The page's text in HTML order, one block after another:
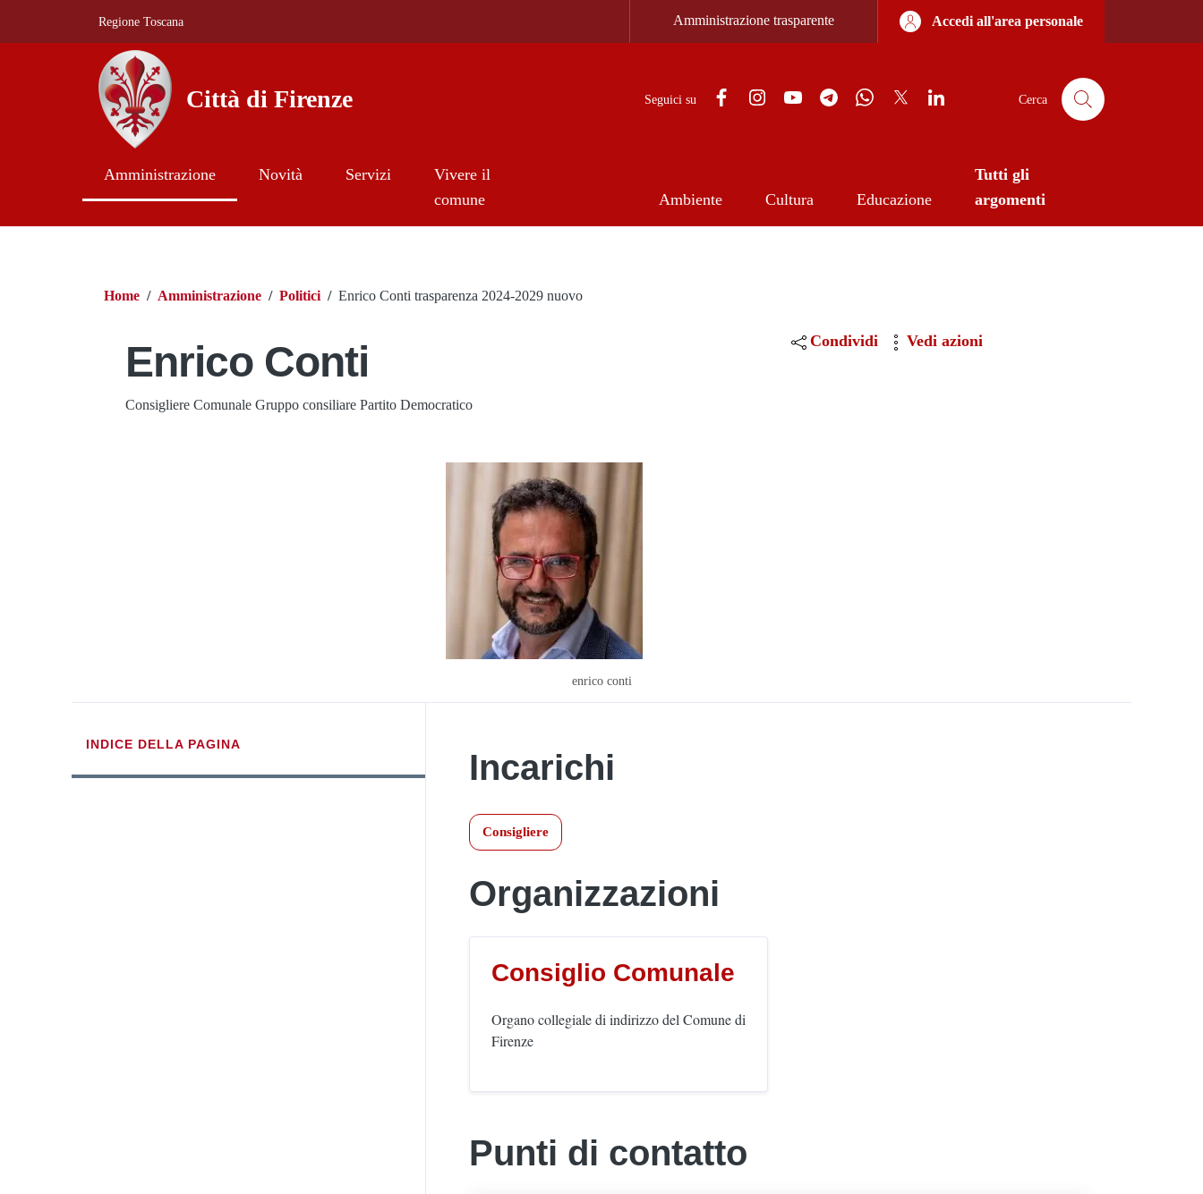
Regione Toscana Zona superiore sottile
Amministrazione trasparente Accedi all'area personale
Città di Firenze Seguici su FacebookInstagramYouTubeTelegramWhatsApp
Twitter Cerca
Amministrazione Novità Servizi
Vivere il
comune
Ambiente Cultura Educazione
Tutti gli
argomenti
Briciole di pane
Home / Amministrazione / Politici / Enrico Conti trasparenza 2024-2029 nuovo
Enrico Conti
Consigliere Comunale Gruppo consiliare Partito Democratico
Condividi Vedi azioni
enrico conti
INDICE DELLA PAGINA
Incarichi
Consigliere
Organizzazioni
Consiglio Comunale
Organo collegiale di indirizzo del Comune di
Firenze
Punti di contatto